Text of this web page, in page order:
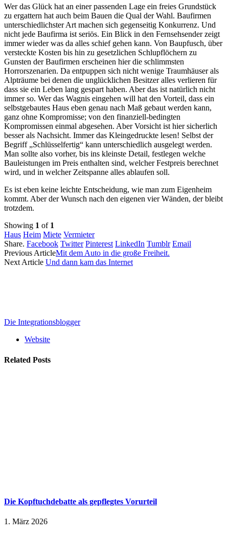
Wer das Glück hat an einer passenden Lage ein freies Grundstück
zu ergattern hat auch beim Bauen die Qual der Wahl. Baufirmen
unterschiedlichster Art machen sich gegenseitig Konkurrenz. Und
nicht jede Baufirma ist seriös. Ein Blick in den Fernsehsender zeigt
immer wieder was da alles schief gehen kann. Von Baupfusch, über
versteckte Kosten bis hin zu gesetzlichen Schlupflöchern zu
Gunsten der Baufirmen erscheinen hier die schlimmsten
Horrorszenarien. Da entpuppen sich nicht wenige Traumhäuser als
Alpträume bei denen die unglücklichen Besitzer alles verlieren für
dass sie ein Leben lang gespart haben. Aber das ist natürlich nicht
immer so. Wer das Wagnis eingehen will hat den Vorteil, dass ein
selbstgebautes Haus eben genau nach Maß gebaut werden kann,
ganz ohne Kompromisse; von den finanziell-bedingten
Kompromissen einmal abgesehen. Aber Vorsicht ist hier sicherlich
besser als Nachsicht. Immer das Kleingedruckte lesen! Selbst der
Begriff „Schlüsselfertig“ kann unterschiedlich ausgelegt werden.
Man sollte also vorher, bis ins kleinste Detail, festlegen welche
Bauleistungen im Preis enthalten sind, welcher Festpreis berechnet
wird, und in welcher Zeitspanne alles ablaufen soll.
Es ist eben keine leichte Entscheidung, wie man zum Eigenheim
kommt. Aber der Wunsch nach den eigenen vier Wänden, der bleibt
trotzdem.
Showing 1 of 1
Haus Heim Miete Vermieter
Share. Facebook Twitter Pinterest LinkedIn Tumblr Email
Previous ArticleMit dem Auto in die große Freiheit.
Next Article Und dann kam das Internet
Die Integrationsblogger
Website
Related Posts
Die Kopftuchdebatte als gepflegtes Vorurteil
1. März 2026